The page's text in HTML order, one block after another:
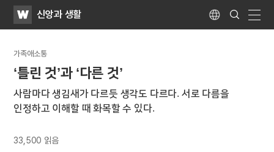
WATV신앙과 생활 Language
Search
Submit
가족애소통
‘틀린 것’과 ‘다른 것’
사람마다 생김새가 다르듯 생각도 다르다. 서로 다름을
인정하고 이해할 때 화목할 수 있다.
33,500 읽음